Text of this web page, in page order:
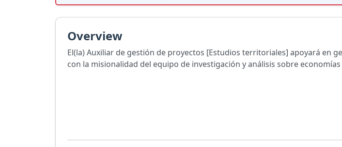
Overview
El(la) Auxiliar de gestión de proyectos [Estudios territoriales] apoyará en
con la misionalidad del equipo de investigación y análisis sobre